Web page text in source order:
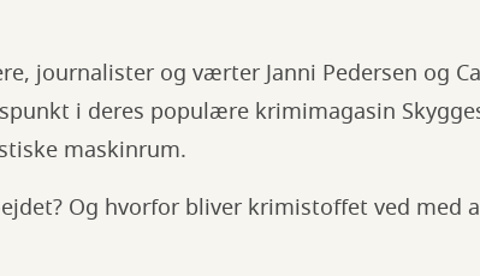
journalister og værter Janni Pedersen og
i deres populære krimimagasin
maskinrum.
Og hvorfor bliver krimistoffet ved med